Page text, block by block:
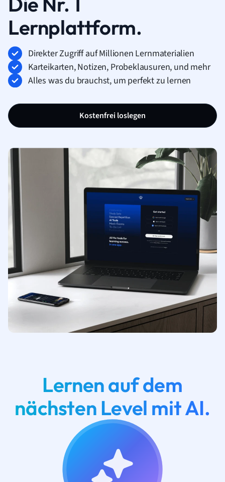
Lernplattform.
Direkter Zugriff auf Millionen Lernmaterialien
Karteikarten, Notizen, Probeklausuren, und mehr
Alles was du brauchst, um perfekt zu lernen
Kostenfrei loslegen
Lernen auf dem
nächsten Level mit AI.